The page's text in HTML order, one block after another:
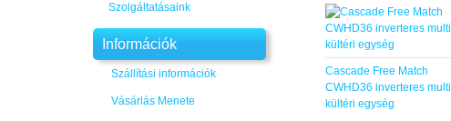
Cascade Free Match
CWHD36 inverteres multi
kültéri egység
Szolgáltatásaink
Információk
Szállítási információk
Vásárlás Menete